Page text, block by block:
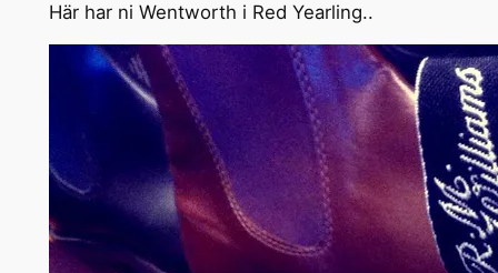
Här har ni Wentworth i Red Yearling..